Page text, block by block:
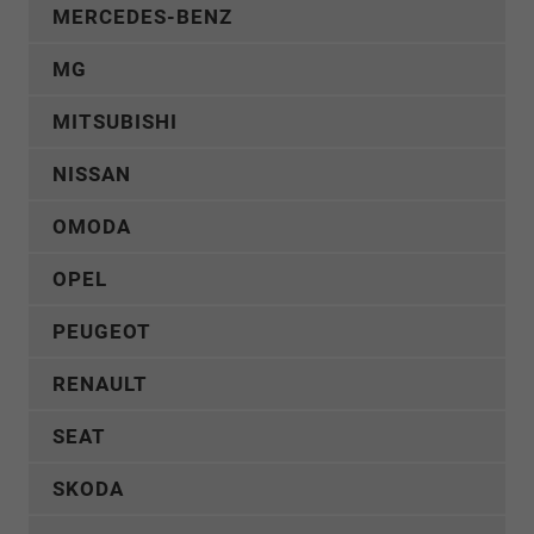
MERCEDES-BENZ
MG
MITSUBISHI
NISSAN
OMODA
OPEL
PEUGEOT
RENAULT
SEAT
SKODA